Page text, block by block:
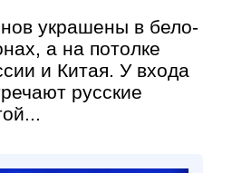
украшены в бело-
а на потолке
и Китая. У входа
русские